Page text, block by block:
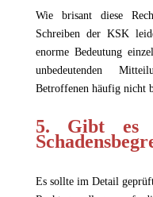
Wie brisant diese
Schreiben der KSK
enorme Bedeutung
unbedeutenden
Betroffenen häufig nicht
5. Gibt es
Es sollte im Detail